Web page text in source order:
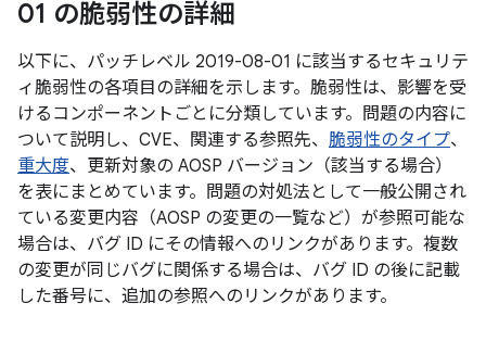
01 の脆弱性の詳細
以下に、パッチレベル 2019-08-01 に該当するセキュリテ
ィ脆弱性の各項目の詳細を示します。脆弱性は、影響を受
けるコンポーネントごとに分類しています。問題の内容に
ついて説明し、CVE、関連する参照先、 脆弱性のタイプ、
重大度、更新対象の AOSP バージョン（該当する場合）
を表にまとめています。問題の対処法として一般公開され
ている変更内容（AOSP の変更の一覧など）が参照可能な
場合は、バグ ID にその情報へのリンクがあります。複数
の変更が同じバグに関係する場合は、バグ ID の後に記載
した番号に、追加の参照へのリンクがあります。